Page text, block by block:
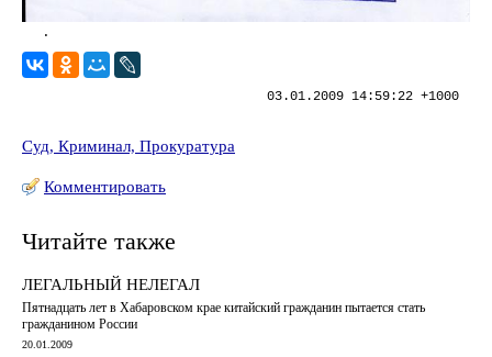
.
03.01.2009 14:59:22 +1000
Суд, Криминал, Прокуратура
Комментировать
Читайте также
ЛЕГАЛЬНЫЙ НЕЛЕГАЛ
Пятнадцать лет в Хабаровском крае китайский гражданин пытается стать
гражданином России
20.01.2009